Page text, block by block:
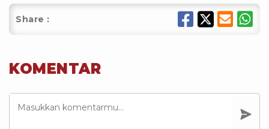
Share :
KOMENTAR